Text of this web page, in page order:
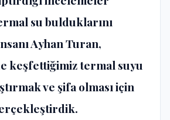
su bulduklarını
Ayhan Turan,
keşfettiğimiz termal suyu
ve şifa olması için